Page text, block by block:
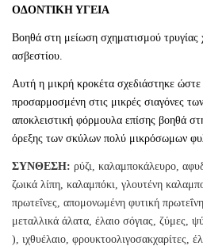
ΟΔΟΝΤΙΚΗ ΥΓΕΙΑ
Βοηθά στη μείωση σχηματισμού τρυγίας
ασβεστίου.
Αυτή η μικρή κροκέτα σχεδιάστηκε ώστε
προσαρμοσμένη στις μικρές σιαγόνες
αποκλειστική φόρμουλα επίσης βοηθά
όρεξης των σκύλων πολύ μικρόσωμων
ΣΥΝΘΕΣΗ: ρύζι, καλαμποκάλευρο,
ζωικά λίπη, καλαμπόκι, γλουτένη
πρωτεΐνες, απομονωμένη φυτική
μεταλλικά άλατα, έλαιο σόγιας, ζύμες,
), ιχθυέλαιο, φρουκτοολιγοσακχαρίτες,